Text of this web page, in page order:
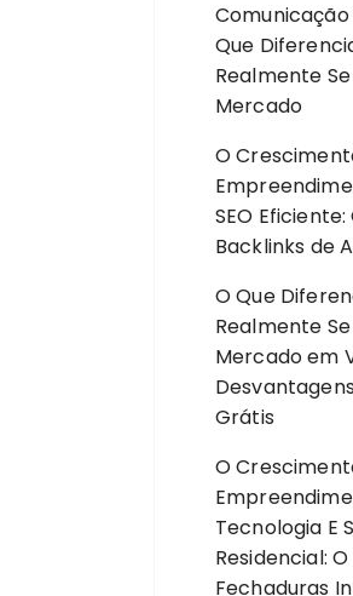
Que
Realmente
Mercado
O
SEO
Backlinks de
O Que
Realmente
Mercadoem
Grátis
O
Tecnologia E
Residencial:
Fechaduras